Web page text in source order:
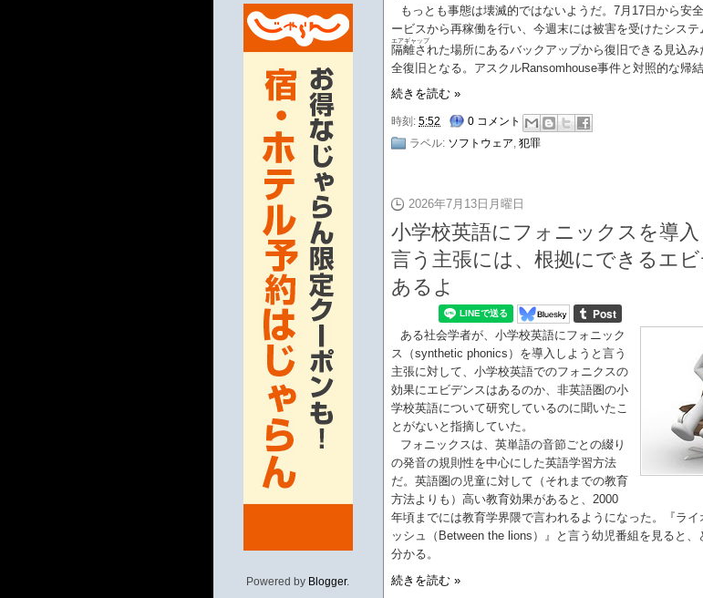
Powered by Blogger.
もっとも事態は壊滅的ではないようだ。7月17日から安
ービスから再稼働を行い、今週末には被害を受けたシステ
隔離された場所にある
エアギャップ
バックアップから復旧できる見込
全復旧となる。アスクルRansomhouse事件と対照的な帰結
続きを読む »
時刻: 5:52
0 コメント
ラベル: ソフトウェア, 犯罪
2026年7月13日月曜日
小学校英語にフォニックスを導入
言う主張には、根拠にできるエ
あるよ
ある社会学者が、小学校英語にフォニック
ス（synthetic phonics）を導入しようと言う
主張に対して、小学校英語でのフォニクスの
効果にエビデンスはあるのか、非英語圏の小
学校英語について研究しているのに聞いたこ
とがないと指摘していた。
フォニックスは、英単語の音節ごとの綴り
の発音の規則性を中心にした英語学習方法
だ。英語圏の児童に対して（それまでの教育
方法よりも）高い教育効果があると、2000
年頃までには教育学界隈で言われるようになった。『ライ
ッシュ（Between the lions）』と言う幼児番組を見ると、
分かる。
続きを読む »